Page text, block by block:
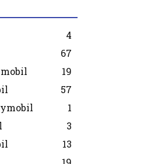
4
67
19
57
1
3
13